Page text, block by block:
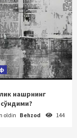
нашрнинг
oldin Behzod 144